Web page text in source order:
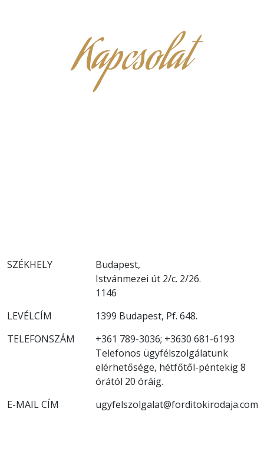
Kapcsolat
SZÉKHELY
Budapest,
Istvánmezei út 2/c. 2/26.
1146
LEVÉLCÍM
1399 Budapest, Pf. 648.
TELEFONSZÁM
+361 789-3036; +3630 681-6193
Telefonos ügyfélszolgálatunk
elérhetősége, hétfőtől-péntekig 8
órától 20 óráig.
E-MAIL CÍM
ugyfelszolgalat@forditokirodaja.com